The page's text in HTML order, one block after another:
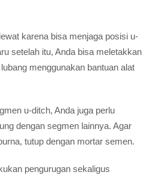
karena bisa menjaga posisi u-
setelah itu, Anda bisa meletakkan
menggunakan bantuan alat
u-ditch, Anda juga perlu
dengan segmen lainnya. Agar
tutup dengan mortar semen.
pengurugan sekaligus